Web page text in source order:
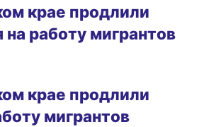
крае продлили
на работу мигрантов
крае продлили
мигрантов